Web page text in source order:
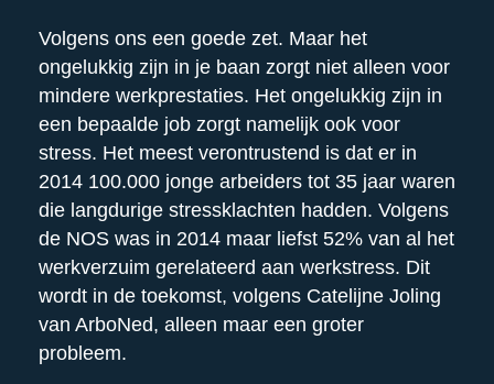
Volgens ons een goede zet. Maar het
ongelukkig zijn in je baan zorgt niet alleen voor
mindere werkprestaties. Het ongelukkig zijn in
een bepaalde job zorgt namelijk ook voor
stress. Het meest verontrustend is dat er in
2014 100.000 jonge arbeiders tot 35 jaar waren
die langdurige stressklachten hadden. Volgens
de NOS was in 2014 maar liefst 52% van al het
werkverzuim gerelateerd aan werkstress. Dit
wordt in de toekomst, volgens Catelijne Joling
van ArboNed, alleen maar een groter
probleem.